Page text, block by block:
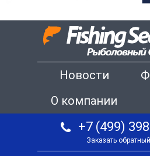
Новости
О компании
+7 (499)
Заказать